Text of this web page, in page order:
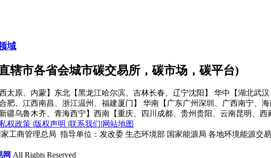
域
辖市各省会城市碳交易所，碳市场，碳平台)
太原、内蒙】 东北【黑龙江哈尔滨、吉林长春、辽宁沈阳】
华中【湖北武汉
肥、江西南昌、浙江温州、福建厦门】
华南【广东广州深圳、广西南宁、海
疆乌鲁木齐、青海西宁】 西南【重庆、四川成都、贵州贵阳、云南昆明、西
权政策 |版权声明 |联系我们|网站地图
工商管理总局 指导单位：发改委 生态环境部 国家能源局 各地环境能源交
网 All Rights Reserved